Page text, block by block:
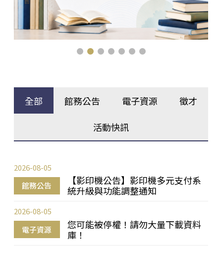
全部 館務公告 電子資源 徵才
活動快訊
館務公告
【影印機公告】影印機多元支付系
統升級與功能調整通知
2026-08-05
電子資源
您可能被停權！請勿大量下載資料
庫！
2026-08-05